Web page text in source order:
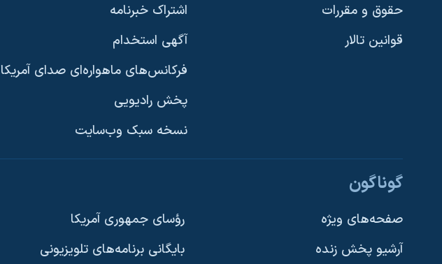
دنبال کنید
زبانهای مختلف
حقوق و مقررات
قوانین تالار
اشتراک خبرنامه
آگهی استخدام
فرکانس‌های ماهواره‌ای صدای آمریکا
پخش رادیویی
نسخه سبک وب‌سایت
گوناگون
صفحه‌های ویژه
آرشیو پخش زنده
رؤسای جمهوری آمریکا
بایگانی برنامه‌های تلویزیونی